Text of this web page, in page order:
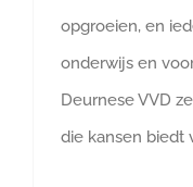
opgroeien, en
onderwijs en
Deurnese VVD
die kansen biedt